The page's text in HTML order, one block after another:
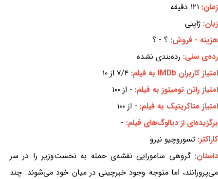
زمان: ۱۲۱ دقیقه
زبان: ژاپنی
هزینه - فروش: ؟ - ؟
رده‌ی سنی: رده‌بندی نشده
امتیاز کاربران IMDb به فیلم:
۷/۴ از ۱۰
امتیاز راتن تومیتوز به فیلم: - از ۱۰۰
امتیاز متاکریتیک به فیلم: - از ۱۰۰
برگزیده‌ای از دیالوگ‌های فیلم: -
کاراکتر: تسوروچیو نیرو
داستان:گروهی سامورایی نقشه‌ی حمله به نخست‌وزیر را در سر
می‌پرورانند، اما متوجه وجود خبرچینی در میان خود می‌شوند. چند